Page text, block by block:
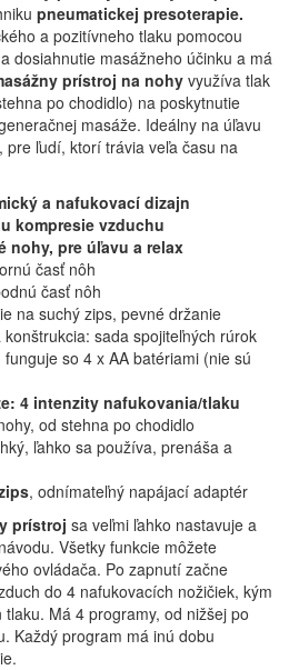
pneumatickej presoterapie.
a pozitívneho tlaku pomocou
dosiahnutie masážneho účinku a má
prístroj na nohy využíva tlak
po chodidlo) na poskytnutie
masáže. Ideálny na úľavu
pre ľudí, ktorí trávia veľa času na
a nafukovací dizajn
kompresie vzduchu
nohy, pre úľavu a relax
časť nôh
časť nôh
na suchý zips, pevné držanie
sada spojiteľných rúrok
funguje so 4 x AA batériami (nie sú
4 intenzity nafukovania/tlaku
od stehna po chodidlo
ľahko sa používa, prenáša a
, odnímateľný napájací adaptér
prístroj sa veľmi ľahko nastavuje a
Všetky funkcie môžete
ovládača. Po zapnutí začne
do 4 nafukovacích nožičiek, kým
Má 4 programy, od nižšej po
Každý program má inú dobu